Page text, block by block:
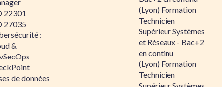
22301
27035
:
&
de données
(Lyon) Formation
Technicien
Supérieur Systèmes
et Réseaux - Bac+2
en continu
(Lyon) Formation
Technicien